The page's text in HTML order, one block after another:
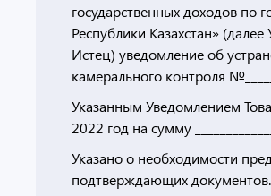
государственных доходов по
Республики Казахстан»
Истец) уведомление об
камерального контроля
Указанным Уведомлением
2022 год на сумму
Указано о необходимости
подтверждающих документов.